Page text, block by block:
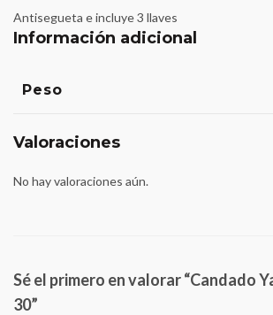
Antisegueta e incluye 3 llaves
Información adicional
Peso
Valoraciones
No hay valoraciones aún.
Sé el primero en valorar “Candado
30”